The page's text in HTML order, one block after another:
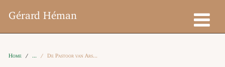
Gérard Héman
Home De Pastoor van Ars